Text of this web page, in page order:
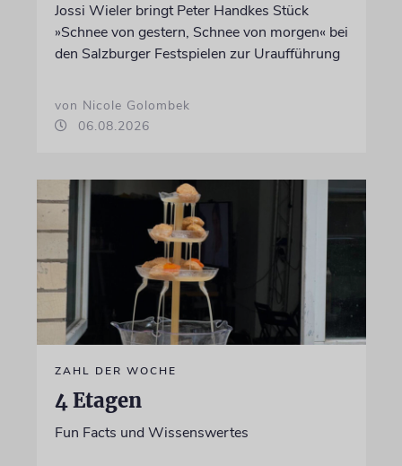
Jossi Wieler bringt Peter Handkes Stück
»Schnee von gestern, Schnee von morgen« bei
den Salzburger Festspielen zur Uraufführung
von Nicole Golombek
06.08.2026
ZAHL DER WOCHE
4 Etagen
Fun Facts und Wissenswertes